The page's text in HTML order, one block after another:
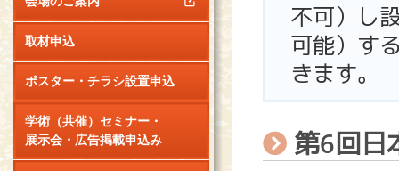
取材申込
ポスター・チラシ設置申込
学術（共催）セミナー・
展示会・広告掲載申込み
不可）し
可能）す
きます。
第6回日